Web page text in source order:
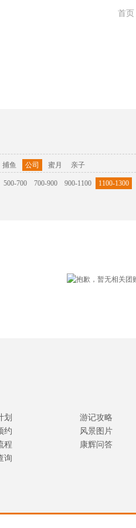
首页
捕鱼 公司 蜜月 亲子
500-700 700-900 900-1100 1100-1300
划
约
程
询
游记攻略
风景图片
康辉问答